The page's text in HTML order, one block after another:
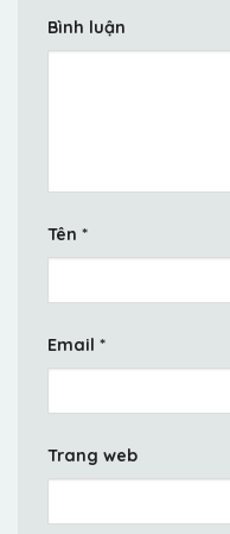
Bình luận
Tên *
Email *
Trang web